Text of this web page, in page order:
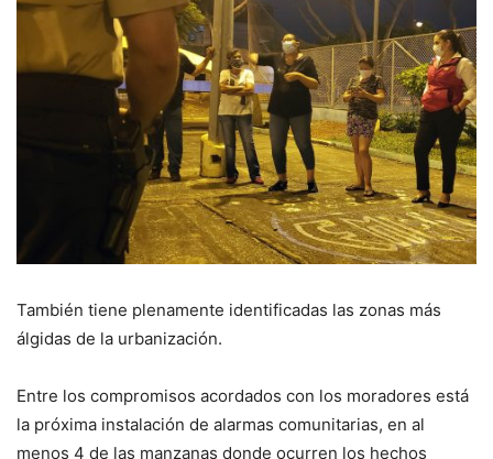
También tiene plenamente identificadas las zonas más
álgidas de la urbanización.
Entre los compromisos acordados con los moradores está
la próxima instalación de alarmas comunitarias, en al
menos 4 de las manzanas donde ocurren los hechos